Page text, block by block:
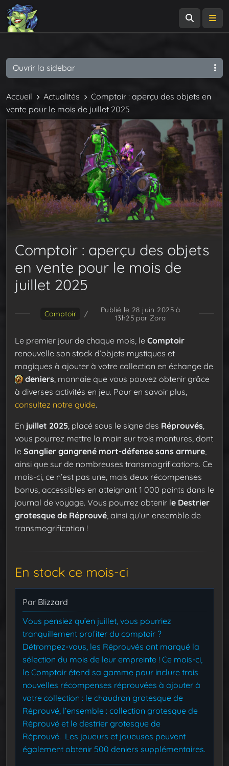
Accueil Actualités
Comptoir : aperçu des objets en
vente pour le mois de juillet 2025
Comptoir : aperçu des objets
en vente pour le mois de
juillet 2025
Comptoir /
Publié le 28 juin 2025 à
13h25 par Zora
Le premier jour de chaque mois, le Comptoir
renouvelle son stock d’objets mystiques et
magiques à ajouter à votre collection en échange de
deniers , monnaie que vous pouvez obtenir grâce
à diverses activités en jeu. Pour en savoir plus,
consultez notre guide.
En juillet 2025 , placé sous le signe des Réprouvés
vous pourrez mettre la main sur trois montures, dont
le Sanglier gangrené mort-défense sans armure
ainsi que sur de nombreuses transmogrifications. Ce
mois-ci, ce n’est pas une, mais deux récompenses
bonus, accessibles en atteignant 1 000 points dans le
journal de voyage. Vous pourrez obtenir le Destrier
grotesque de Réprouvé , ainsi qu’un ensemble de
transmogrification !
En stock ce mois-ci
Par Blizzard
Vous pensiez qu’en juillet, vous pourriez
tranquillement profiter du comptoir ?
Détrompez-vous, les Réprouvés ont marqué la
sélection du mois de leur empreinte ! Ce mois-ci,
le Comptoir étend sa gamme pour inclure trois
nouvelles récompenses réprouvées à ajouter à
votre collection : le chaudron grotesque de
Réprouvé, l’ensemble : collection grotesque de
Réprouvé et le destrier grotesque de
Réprouvé. Les joueurs et joueuses peuvent
également obtenir 500 deniers supplémentaires.
Ouvrir la sidebar